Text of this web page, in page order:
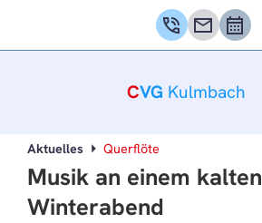
phone_in_talk mail calendar_month
CVG Kulmbach
Aktuelles Querflöte
Musik an einem kalten
Winterabend